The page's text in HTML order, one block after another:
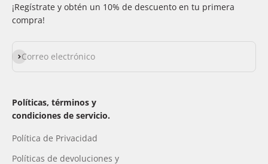
¡Regístrate y obtén un 10% de descuento en tu primera
compra!
Correo electrónico
Suscribirse
Políticas, términos y
condiciones de servicio.
Política de Privacidad
Políticas de devoluciones y